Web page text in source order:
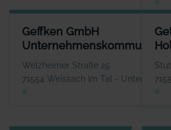
Geffken GmbH
Welzheimer Straße 25
71554 Weissach im Tal -
GEFFKEN GMBH
Herr